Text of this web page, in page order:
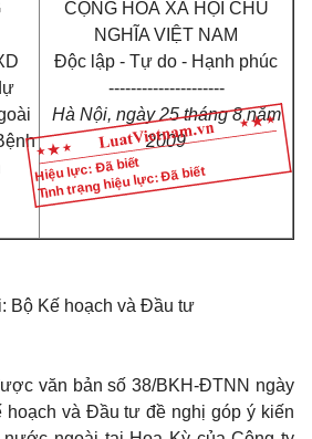
Hiệu lực: Đã biết
Tình trạng hiệu lực: Đã biết
CỘNG HOÀ XÃ HỘI CHỦ
NGHĨA VIỆT NAM
Độc lập - Tự do - Hạnh phúc
---------------------
Hà Nội, ngày 25 tháng 8 năm
2009
Bộ Kế hoạch và Đầu tư
văn bản số 38/BKH-ĐTNN ngày
hoạch và Đầu tư đề nghị góp ý kiến